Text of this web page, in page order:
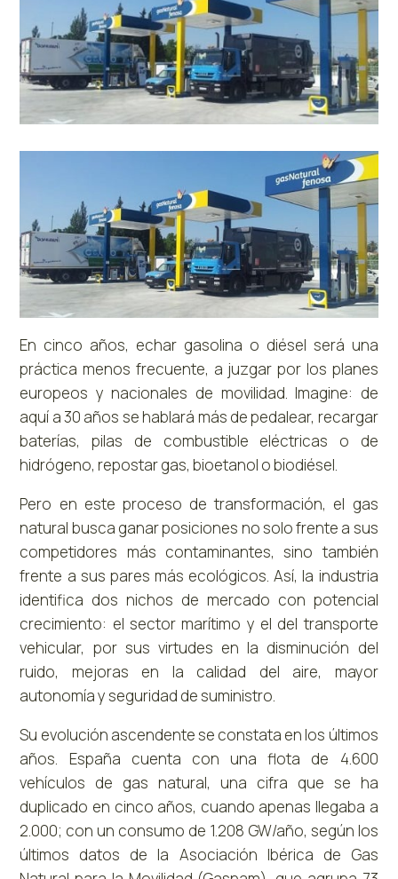
En cinco años, echar gasolina o diésel será una
práctica menos frecuente, a juzgar por los planes
europeos y nacionales de movilidad. Imagine: de
aquí a 30 años se hablará más de pedalear, recargar
baterías, pilas de combustible eléctricas o de
hidrógeno, repostar gas, bioetanol o biodiésel.
Pero en este proceso de transformación, el gas
natural busca ganar posiciones no solo frente a sus
competidores más contaminantes, sino también
frente a sus pares más ecológicos. Así, la industria
identifica dos nichos de mercado con potencial
crecimiento: el sector marítimo y el del transporte
vehicular, por sus virtudes en la disminución del
ruido, mejoras en la calidad del aire, mayor
autonomía y seguridad de suministro.
Su evolución ascendente se constata en los últimos
años. España cuenta con una flota de 4.600
vehículos de gas natural, una cifra que se ha
duplicado en cinco años, cuando apenas llegaba a
2.000; con un consumo de 1.208 GW/año, según los
últimos datos de la Asociación Ibérica de Gas